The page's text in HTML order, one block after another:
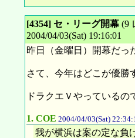
[4354] セ・リーグ開幕 (9
2004/04/03(Sat) 19:16:01
昨日（金曜日）開幕だっ
さて、今年はどこが優勝
ドラクエＶやっているの
1. COE 2004/04/03(Sat)
我が横浜は案の定な負